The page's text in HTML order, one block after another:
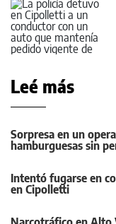
Leé más
Sorpresa en un
hamburguesas sin
Intentó fugarse en
en Cipolletti